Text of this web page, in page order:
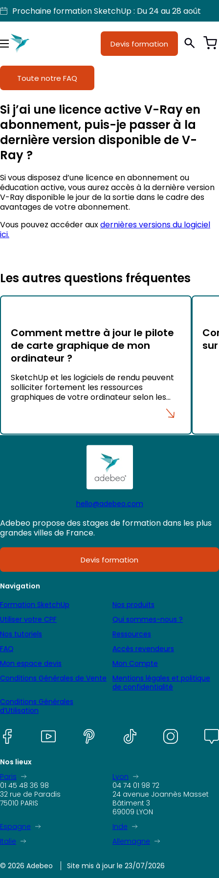
Aller
au
contenu
Prochaine formation SketchUp : Du 24 au 28 août
MenuJe suis
Licences SketchUp
Nos produits
Support
Devis formation
Toute notre FAQ
Si j’ai une licence active V-Ray en
abonnement, puis-je passer à la
dernière version disponible de V-
Ray ?
Si vous disposez d’une licence en abonnement ou
éducation active, vous aurez accès à la dernière version
V-Ray disponible le jour de la sortie dans le cadre des
avantages de votre abonnement.
Vous pouvez accéder aux dernières versions du logiciel
ici.
Les autres questions fréquentes
Comment mettre à jour le pilote
de carte graphique de mon
ordinateur ?
SketchUp et les logiciels de rendu peuvent
solliciter fortement les ressources
graphiques de votre ordinateur selon les
projets que vous réalisez. Pour garantir des
performances optimales et éviter certains
de maintenir les pilotes de votre carte
graphique à jour. Sous Windows Pour les
ordinateurs portables Nous vous conseillons
hello@adebeo.com
Adebeo propose des stages de formation dans les plus
grandes villes de France.
Devis formation
Navigation
Formation SketchUp
Nos produits
Utiliser votre CPF
Qui sommes-nous ?
Nos tutoriels
Ressources
FAQ
Accès revendeurs
Mon espace devis
Mon Compte
Conditions Générales de Vente
Mentions légales et politique
de confidentialité
Conditions Générales
d’Utilisation
Nos lieux
Paris
01 45 48 36 98
32 rue de Paradis
75010 PARIS
Lyon
04 74 01 98 72
24 avenue Joannès Masset
Bâtiment 3
69009 LYON
Espagne
Inde
Italie
Allemagne
© 2026 Adebeo Site mis à jour le 23/07/2026